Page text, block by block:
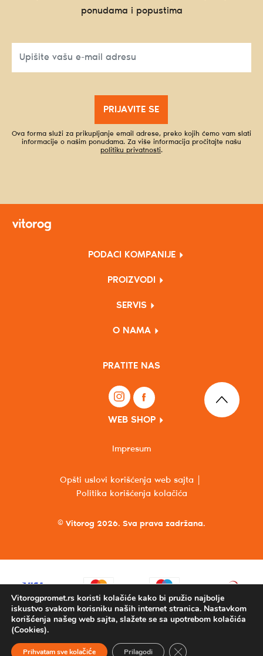
ponudama i popustima
PRIJAVITE SE
Ova forma služi za prikupljanje email adrese, preko kojih ćemo vam slati
informacije o našim ponudama. Za više informacija pročitajte našu
politiku privatnosti.
PODACI KOMPANIJE
PROIZVODI
SERVIS
O NAMA
PRATITE NAS
WEB SHOP
© Vitorog 2026. Sva prava zadržana.
Opšti uslovi korišćenja web sajta
Politika korišćenja kolačića
Impresum
Vitorogpromet.rs koristi kolačiće kako bi pružio najbolje
iskustvo svakom korisniku naših internet stranica. Nastavkom
korišćenja našeg web sajta, slažete se sa upotrebom kolačića
(Cookies).
Prihvatam sve kolačiće Prilagodi Close GDPR Cookie